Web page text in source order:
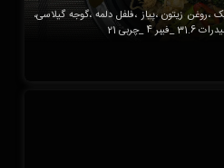
،روغن زیتون ،پیاز ،فلفل دلمه ،گوجه گیلاسی،